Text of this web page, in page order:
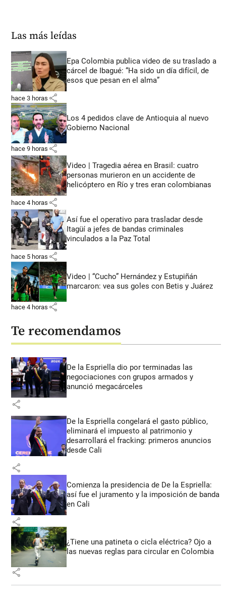
Las más leídas
Epa Colombia publica video de su traslado a
cárcel de Ibagué: “Ha sido un día difícil, de
esos que pesan en el alma”
hace 3 horas share
Los 4 pedidos clave de Antioquia al nuevo
Gobierno Nacional
hace 9 horas share
Video | Tragedia aérea en Brasil: cuatro
personas murieron en un accidente de
helicóptero en Río y tres eran colombianas
hace 4 horas share
Así fue el operativo para trasladar desde
Itagüí a jefes de bandas criminales
vinculados a la Paz Total
hace 5 horas share
Video | “Cucho” Hernández y Estupiñán
marcaron: vea sus goles con Betis y Juárez
hace 4 horas share
Te recomendamos
De la Espriella dio por terminadas las
negociaciones con grupos armados y
anunció megacárceles
share
De la Espriella congelará el gasto público,
eliminará el impuesto al patrimonio y
desarrollará el fracking: primeros anuncios
desde Cali
share
Comienza la presidencia de De la Espriella:
así fue el juramento y la imposición de banda
en Cali
share
¿Tiene una patineta o cicla eléctrica? Ojo a
las nuevas reglas para circular en Colombia
share